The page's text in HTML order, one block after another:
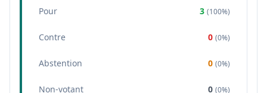
Pour 3 (100%)
Contre 0 (0%)
Abstention 0 (0%)
Non-votant 0 (0%)